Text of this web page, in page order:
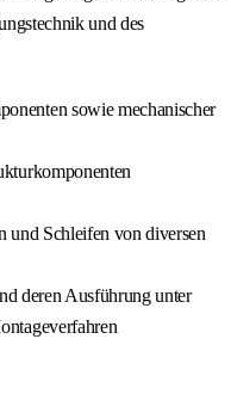
und des
sowie mechanischer
und Schleifen von diversen
deren Ausführung unter